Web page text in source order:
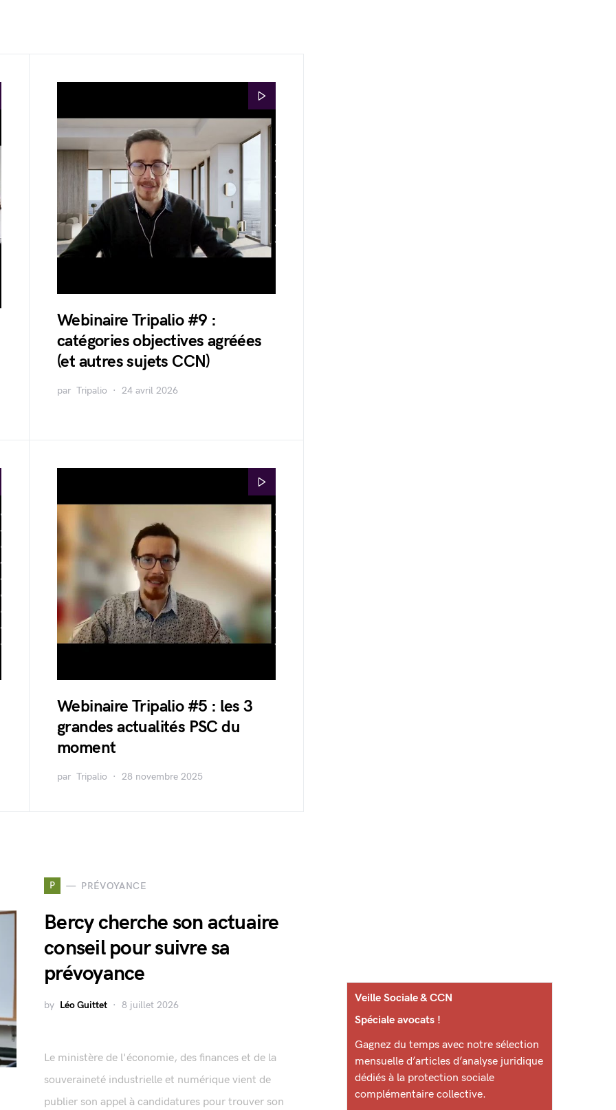
Webinaire Tripalio #9 :
catégories objectives agréées
(et autres sujets CCN)
par Tripalio 24 avril 2026
Webinaire Tripalio #5 : les 3
grandes actualités PSC du
moment
par Tripalio 28 novembre 2025
P PRÉVOYANCE
Bercy cherche son actuaire
conseil pour suivre sa
prévoyance
by Léo Guittet 8 juillet 2026
Le ministère de l'économie, des finances et de la
souveraineté industrielle et numérique vient de
publier son appel à candidatures pour trouver son
Veille Sociale & CCN
Spéciale avocats !
Gagnez du temps avec notre sélection
mensuelle d’articles d’analyse juridique
dédiés à la protection sociale
complémentaire collective.